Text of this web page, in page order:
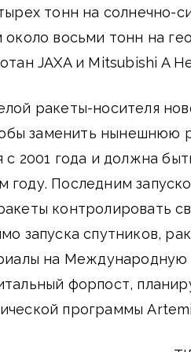
тонн на солнечно-
около восьми тонн на
JAXA и Mitsubishi A
ракеты-носителя
заменить нынешнюю
с 2001 года и должна
Последним
контролировать
запуска спутников,
на
форпост,
программы